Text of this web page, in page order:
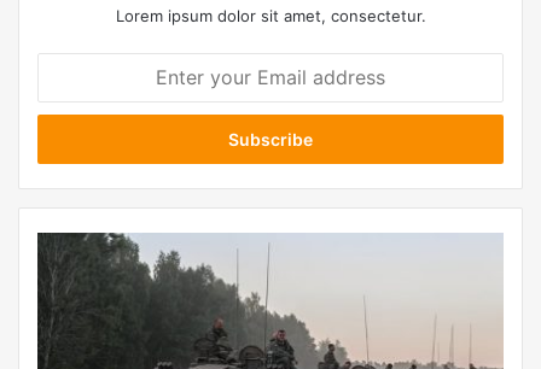
Lorem ipsum dolor sit amet, consectetur.
t
r
y
E
m
a